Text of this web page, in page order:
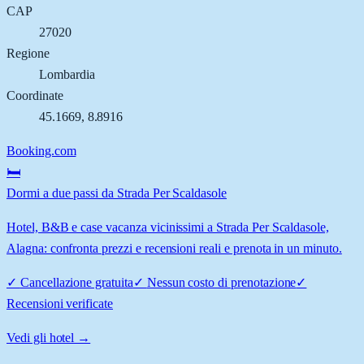
CAP
27020
Regione
Lombardia
Coordinate
45.1669, 8.8916
Booking.com
🛏️
Dormi a due passi da Strada Per Scaldasole
Hotel, B&B e case vacanza vicinissimi a Strada Per Scaldasole,
Alagna: confronta prezzi e recensioni reali e prenota in un minuto.
✓ Cancellazione gratuita✓ Nessun costo di prenotazione✓
Recensioni verificate
Vedi gli hotel →